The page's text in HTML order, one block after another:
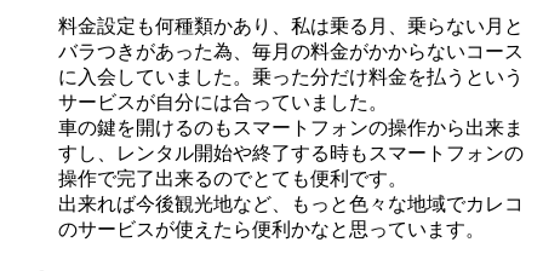
料金設定も何種類かあり、私は乗る月、乗らない月と
バラつきがあった為、毎月の料金がかからないコース
に入会していました。乗った分だけ料金を払うという
サービスが自分には合っていました。
車の鍵を開けるのもスマートフォンの操作から出来ま
すし、レンタル開始や終了する時もスマートフォンの
操作で完了出来るのでとても便利です。
出来れば今後観光地など、もっと色々な地域でカレコ
のサービスが使えたら便利かなと思っています。